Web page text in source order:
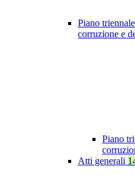
Piano
corruzione e
Piano
Atti generali